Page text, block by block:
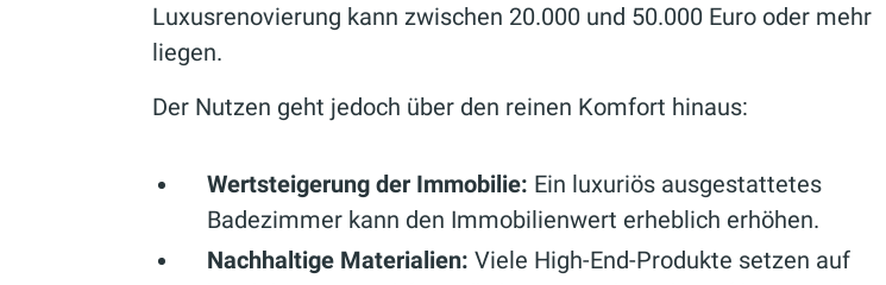
Luxusrenovierung kann zwischen 20.000 und 50.000 Euro oder mehr
liegen.
Der Nutzen geht jedoch über den reinen Komfort hinaus:
Wertsteigerung der Immobilie: Ein luxuriös ausgestattetes
Badezimmer kann den Immobilienwert erheblich erhöhen.
Nachhaltige Materialien: Viele High-End-Produkte setzen auf